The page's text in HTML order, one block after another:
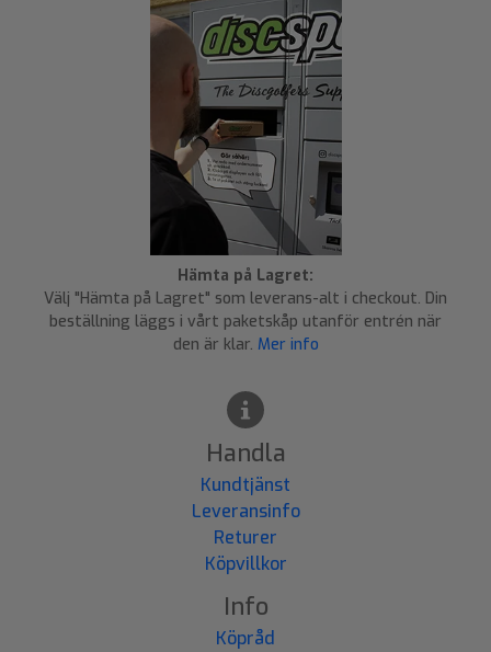
Hämta på Lagret:
Välj "Hämta på Lagret" som leverans-alt i checkout. Din
beställning läggs i vårt paketskåp utanför entrén när
den är klar. Mer info
Handla
Kundtjänst
Leveransinfo
Returer
Köpvillkor
Info
Köpråd